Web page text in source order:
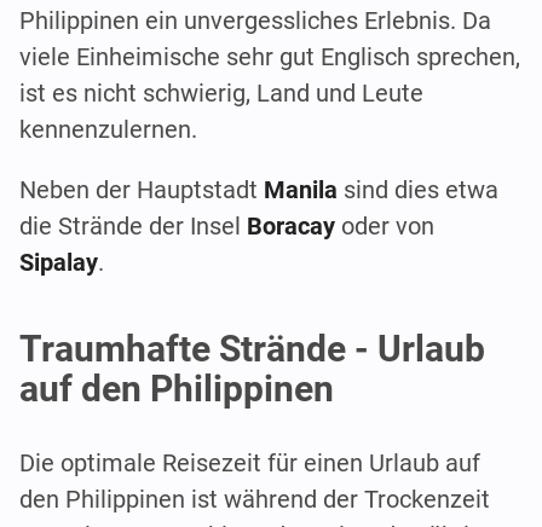
Philippinen ein unvergessliches Erlebnis. Da
viele Einheimische sehr gut Englisch sprechen,
ist es nicht schwierig, Land und Leute
kennenzulernen.
Neben der Hauptstadt Manila sind dies etwa
die Strände der Insel Boracay oder von
Sipalay.
Traumhafte Strände - Urlaub
auf den Philippinen
Die optimale Reisezeit für einen Urlaub auf
den Philippinen ist während der Trockenzeit